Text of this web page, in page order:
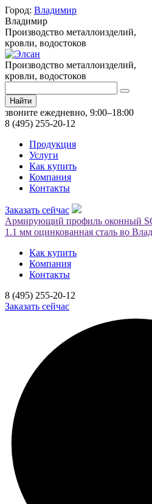
Город: Владимир
Владимир
Производство металлоизделий,
кровли, водостоков
Производство металлоизделий,
кровли, водостоков
Найти
звоните ежедневно, 9:00–18:00
8 (495) 255-20-12
Продукция
Услуги
Как купить
Компания
Контакты
Заказать сейчас
Армирующий профиль оконный
1.1 мм оцинкованная сталь во
Как купить
Компания
Контакты
8 (495) 255-20-12
Заказать сейчас